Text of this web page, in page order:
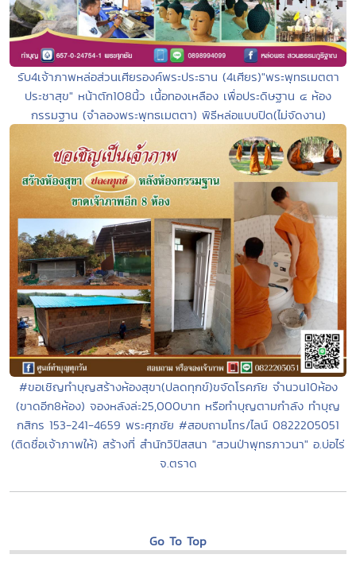
รับ4เจ้าภาพหล่อส่วนเศียรองค์พระประธาน (4เศียร)"พระพุทธเมตตา
ประชาสุข" หน้าตัก108นิ้ว เนื้อทองเหลือง เพื่อประดิษฐาน ๔ ห้อง
กรรมฐาน (จำลองพระพุทธเมตตา) พิธีหล่อแบบปิด(ไม่จัดงาน)
#ขอเชิญทำบุญสร้างห้องสุขา(ปลดทุกข์)ขจัดโรคภัย จำนวน10ห้อง
(ขาดอีก8ห้อง) จองหลังล่ะ25,000บาท หรือทำบุญตามกำลัง ทำบุญ
กสิกร 153-241-4659 พระศุภชัย #สอบถามโทร/ไลน์ 0822205051
(ติดชื่อเจ้าภาพให้) สร้างที่ สำนักวิปัสสนา "สวนป่าพุทธภาวนา" อ.บ่อไร่
จ.ตราด
Go To Top